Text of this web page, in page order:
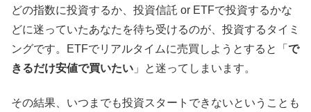
どの指数に投資するか、投資信託 or ETFで投資するかな
どに迷っていたあなたを待ち受けるのが、投資するタイミ
ングです。ETFでリアルタイムに売買しようとすると「 で
きるだけ安値で買いたい 」と迷ってしまいます。
その結果、いつまでも投資スタートできないということも